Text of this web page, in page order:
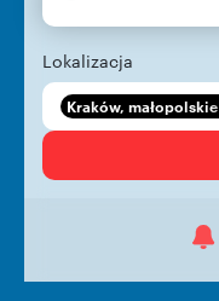
Lokalizacja
Kraków, małopolskie